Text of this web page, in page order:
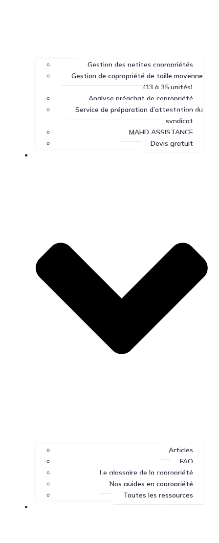
Gestion des petites copropriétés
Gestion de copropriété de taille moyenne
(13 à 35 unités)
Analyse préachat de copropriété
Service de préparation d’attestation du
syndicat
MAHD ASSISTANCE
Devis gratuit
Centre de ressources sur la copropriété
Articles
FAQ
Le glossaire de la copropriété
Nos guides en copropriété
Toutes les ressources
Nous joindre